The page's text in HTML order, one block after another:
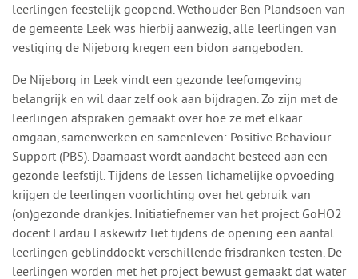
leerlingen feestelijk geopend. Wethouder Ben Plandsoen van
de gemeente Leek was hierbij aanwezig, alle leerlingen van
vestiging de Nijeborg kregen een bidon aangeboden.
De Nijeborg in Leek vindt een gezonde leefomgeving
belangrijk en wil daar zelf ook aan bijdragen. Zo zijn met de
leerlingen afspraken gemaakt over hoe ze met elkaar
omgaan, samenwerken en samenleven: Positive Behaviour
Support (PBS). Daarnaast wordt aandacht besteed aan een
gezonde leefstijl. Tijdens de lessen lichamelijke opvoeding
krijgen de leerlingen voorlichting over het gebruik van
(on)gezonde drankjes. Initiatiefnemer van het project GoHO2
docent Fardau Laskewitz liet tijdens de opening een aantal
leerlingen geblinddoekt verschillende frisdranken testen. De
leerlingen worden met het project bewust gemaakt dat water